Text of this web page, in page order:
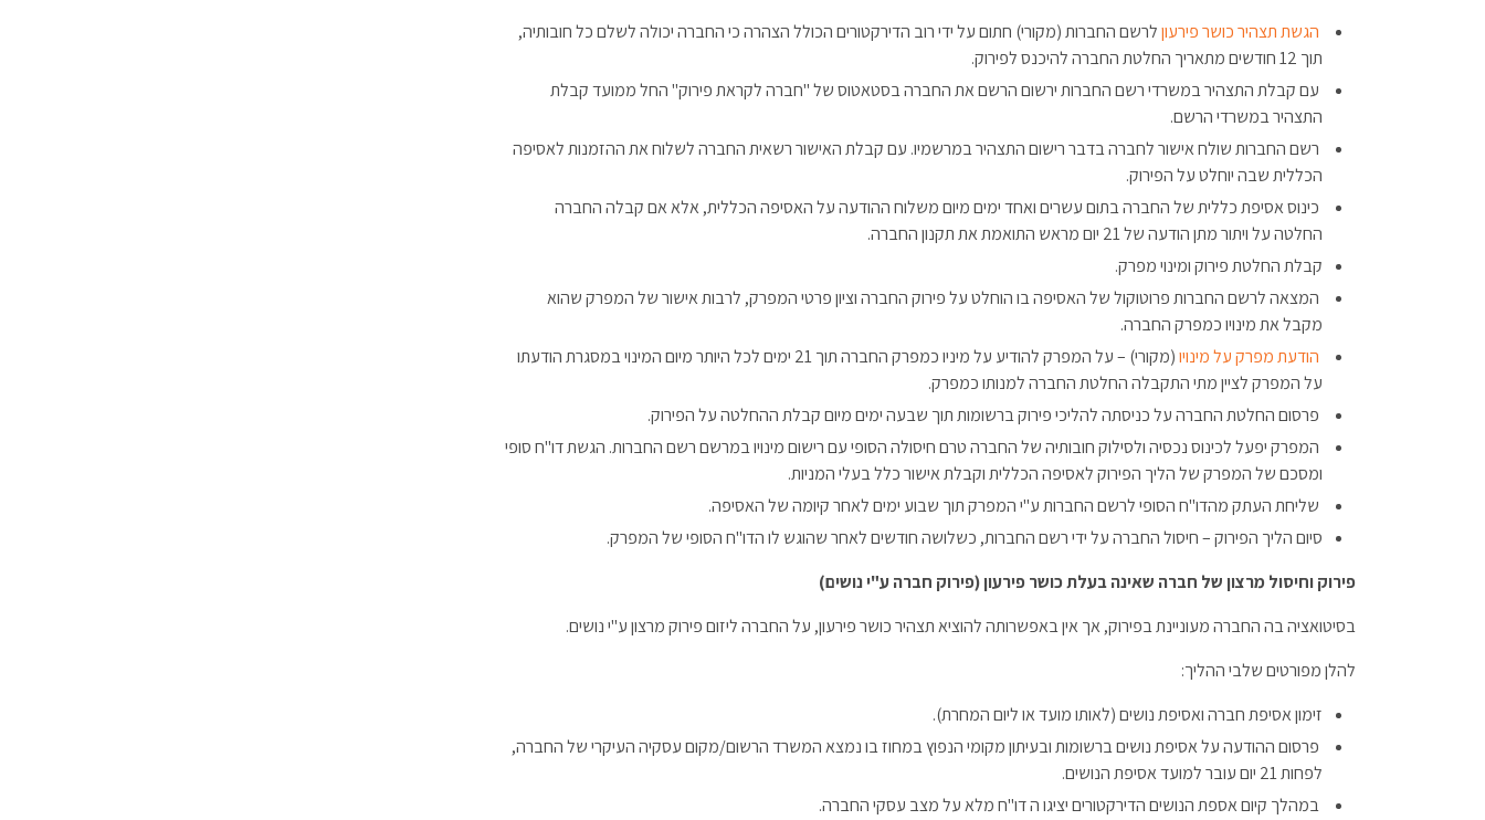
הגשת תצהיר כושר פירעוןלרשם החברות (מקורי) חתום על ידי רוב הדירקטורים הכולל הצהרה כי החברה יכולה לשלם כל חובותיה,
תוך 12 חודשים מתאריך החלטת החברה להיכנס לפירוק.
עם קבלת התצהיר במשרדי רשם החברות ירשום הרשם את החברה בסטאטוס של "חברה לקראת פירוק" החל ממועד קבלת
התצהיר במשרדי הרשם.
רשם החברות שולח אישור לחברה בדבר רישום התצהיר במרשמיו. עם קבלת האישור רשאית החברה לשלוח את ההזמנות לאסיפה
הכללית שבה יוחלט על הפירוק.
כינוס אסיפת כללית של החברה בתום עשרים ואחד ימים מיום משלוח ההודעה על האסיפה הכללית, אלא אם קבלה החברה
החלטה על ויתור מתן הודעה של 21 יום מראש התואמת את תקנון החברה.
קבלת החלטת פירוק ומינוי מפרק.
המצאה לרשם החברות פרוטוקול של האסיפה בו הוחלט על פירוק החברה וציון פרטי המפרק, לרבות אישור של המפרק שהוא
מקבל את מינויו כמפרק החברה.
הודעת מפרק על מינויו
(מקורי) – על המפרק להודיע על מיניו כמפרק החברה תוך 21 ימים לכל היותר מיום המינוי במסגרת הודעתו
על המפרק לציין מתי התקבלה החלטת החברה למנותו כמפרק.
פרסום החלטת החברה על כניסתה להליכי פירוק ברשומות תוך שבעה ימים מיום קבלת ההחלטה על הפירוק.
המפרק יפעל לכינוס נכסיה ולסילוק חובותיה של החברה טרם חיסולה הסופי עם רישום מינויו במרשם רשם החברות. הגשת דו"ח סופי
ומסכם של המפרק של הליך הפירוק לאסיפה הכללית וקבלת אישור כלל בעלי המניות.
שליחת העתק מהדו"ח הסופי לרשם החברות ע"י המפרק תוך שבוע ימים לאחר קיומה של האסיפה.
סיום הליך הפירוק – חיסול החברה על ידי רשם החברות, כשלושה חודשים לאחר שהוגש לו הדו"ח הסופי של המפרק.
פירוק וחיסול מרצון של חברה שאינה בעלת כושר פירעון (פירוק חברה ע"י נושים)
בסיטואציה בה החברה מעוניינת בפירוק, אך אין באפשרותה להוציא תצהיר כושר פירעון, על החברה ליזום פירוק מרצון ע"י נושים.
להלן מפורטים שלבי ההליך:
זימון אסיפת חברה ואסיפת נושים (לאותו מועד או ליום המחרת).
פרסום ההודעה על אסיפת נושים ברשומות ובעיתון מקומי הנפוץ במחוז בו נמצא המשרד הרשום/מקום עסקיה העיקרי של החברה,
לפחות 21 יום עובר למועד אסיפת הנושים.
במהלך קיום אספת הנושים הדירקטורים יציגו ה דו"ח מלא על מצב עסקי החברה.